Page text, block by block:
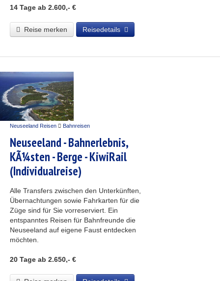
14 Tage ab 2.600,- €
Reise merken Reisedetails
Neuseeland Reisen Bahnreisen
Neuseeland - Bahnerlebnis,
KÃ¼sten - Berge - KiwiRail
(Individualreise)
Alle Transfers zwischen den Unterkünften,
Übernachtungen sowie Fahrkarten für die
Züge sind für Sie vorreserviert. Ein
entspanntes Reisen für Bahnfreunde die
Neuseeland auf eigene Faust entdecken
möchten.
20 Tage ab 2.650,- €